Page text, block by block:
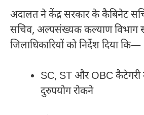
अदालत ने केंद्र सरकार के कैबिनेट
सचिव, अल्पसंख्यक कल्याण विभाग
जिलाधिकारियों को निर्देश दिया कि—
SC, ST और OBC कैटेगरी
दुरुपयोग रोकने